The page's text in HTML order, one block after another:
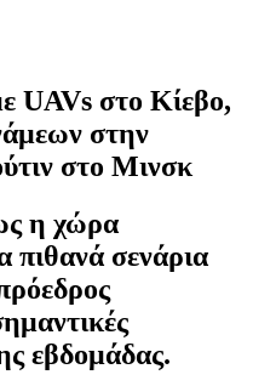
UAVs στο Κίεβο,
στην
στο Μινσκ
η χώρα
πιθανά σενάρια
εβδομάδας.